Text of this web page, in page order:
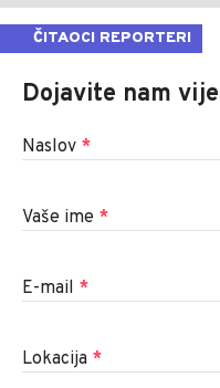
ČITAOCI REPORTERI
Dojavite nam
Naslov *
Vaše ime *
E-mail *
Lokacija *